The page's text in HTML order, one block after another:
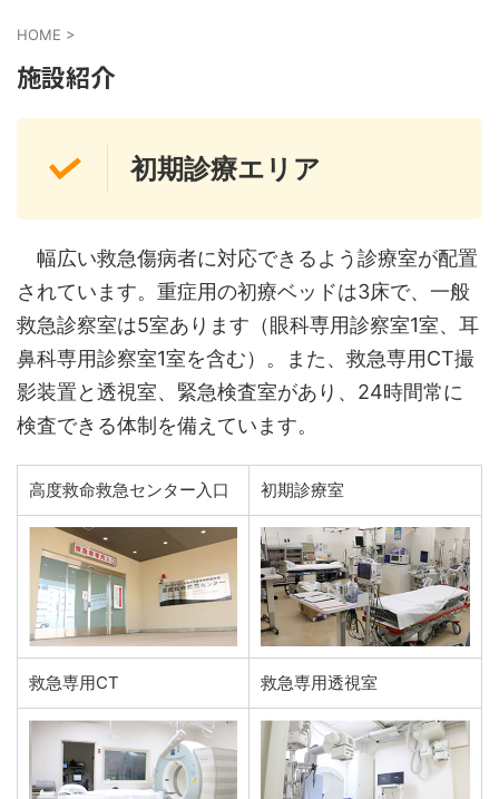
HOME >
施設紹介
初期診療エリア
幅広い救急傷病者に対応できるよう診療室が配置
されています。重症用の初療ベッドは3床で、一般
救急診察室は5室あります（眼科専用診察室1室、耳
鼻科専用診察室1室を含む）。また、救急専用CT撮
影装置と透視室、緊急検査室があり、24時間常に
検査できる体制を備えています。
高度救命救急センター入口 初期診療室
救急専用CT 救急専用透視室